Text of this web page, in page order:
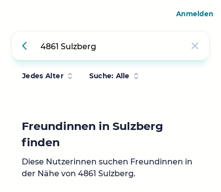
Jedes Alter Suche: Alle
Freundinnen in Sulzberg
finden
Diese Nutzerinnen suchen Freundinnen in
der Nähe von 4861 Sulzberg.
Anmelden